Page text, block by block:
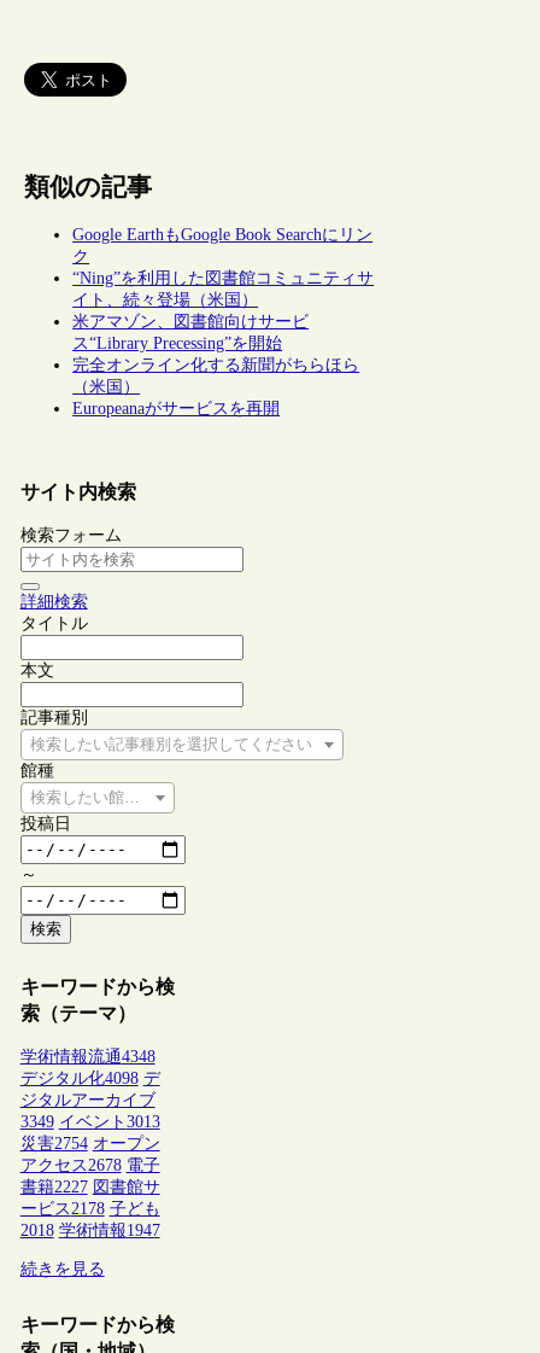
類似の記事
Google EarthもGoogle Book Searchにリン
ク
“Ning”を利用した図書館コミュニティサ
イト、続々登場（米国）
米アマゾン、図書館向けサービ
ス“Library Precessing”を開始
完全オンライン化する新聞がちらほら
（米国）
Europeanaがサービスを再開
サイト内検索
検索フォーム
詳細検索
タイトル
本文
記事種別
検索したい記事種別を選択してください
館種
検索したい館種を選択してください
投稿日
～
検索
キーワードから検
索（テーマ）
学術情報流通4348
デジタル化4098 デ
ジタルアーカイブ
3349 イベント 3013
災害2754 オープン
アクセス2678 電子
書籍2227 図書館サ
ービス2178 子ども
2018 学術情報1947
続きを見る
キーワードから検